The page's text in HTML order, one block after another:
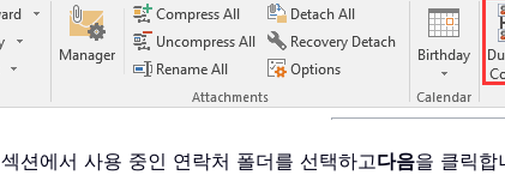
섹션에서 사용 중인 연락처 폴더를 선택하고다음을 클릭합